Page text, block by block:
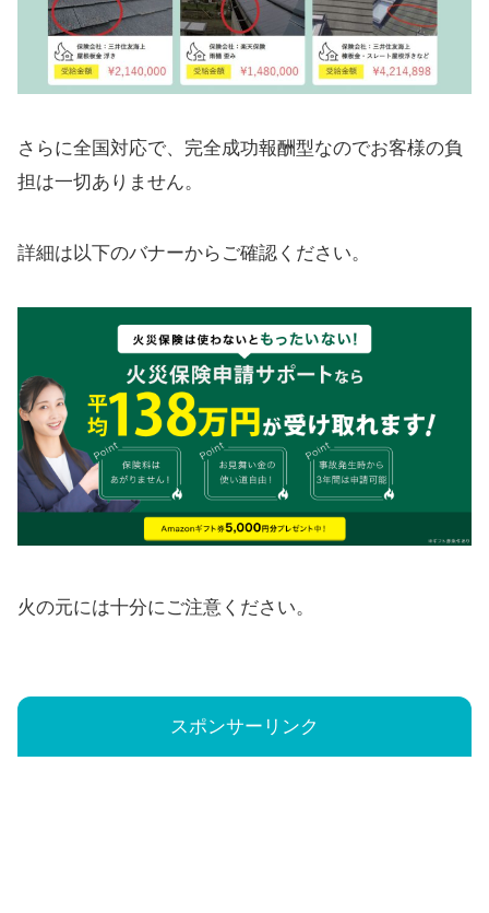
さらに全国対応で、完全成功報酬型なのでお客様の負
担は一切ありません。
詳細は以下のバナーからご確認ください。
火の元には十分にご注意ください。
スポンサーリンク